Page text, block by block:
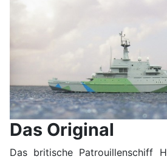
Das Original
Das britische Patrouillenschiff